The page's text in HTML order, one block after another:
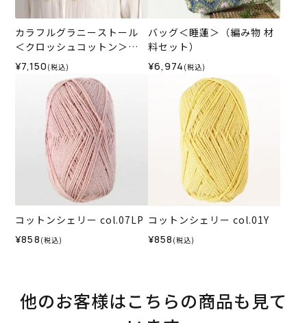
カラフルグラニーストール
＜クロッシュコットン＞
（編み物 材料セット）
¥7,150 (税込)
バッグ＜睡蓮＞（編み物 材
料セット）
¥6,974 (税込)
コットンシェリー col.07LP
¥858 (税込)
コットンシェリー col.01Y
¥858 (税込)
他のお客様はこちらの商品も見て